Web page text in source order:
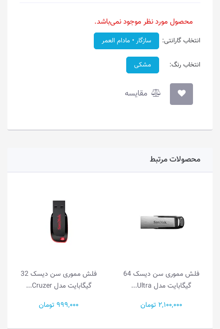
محصول مورد نظر موجود نمی‌باشد.
انتخاب گارانتی: سازگار • مادام العمر
انتخاب رنگ: مشکی
مقایسه
محصولات مرتبط
فلش مموری سن دیسک 64
گیگابایت مدل Ultra...
2,100,000 تومان
فلش مموری سن دیسک 32
گیگابایت مدل Cruzer...
999,000 تومان